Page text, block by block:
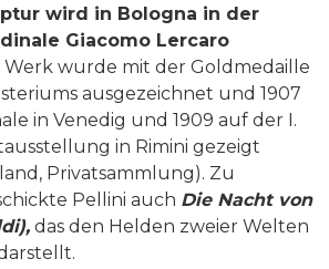
wird in Bologna in der
Giacomo Lercaro
Werk wurde mit der Goldmedaille
ausgezeichnet und 1907
in Venedig und 1909 auf der I.
in Rimini gezeigt
Privatsammlung). Zu
Pellini auch Die Nacht von
das den Helden zweier Welten